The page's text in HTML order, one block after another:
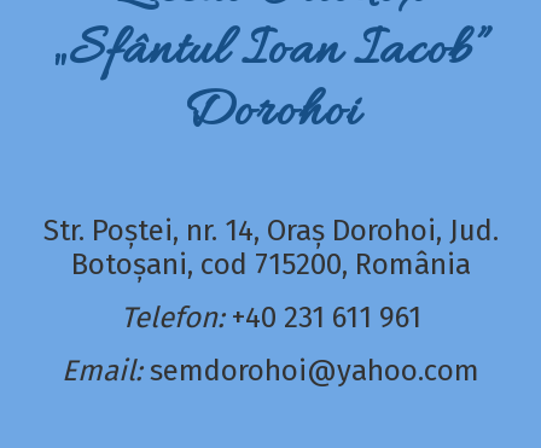
„Sfântul Ioan Iacob”
Dorohoi
Str. Poștei, nr. 14, Oraș Dorohoi, Jud.
Botoșani, cod 715200, România
Telefon: +40 231 611 961
Email: semdorohoi@yahoo.com